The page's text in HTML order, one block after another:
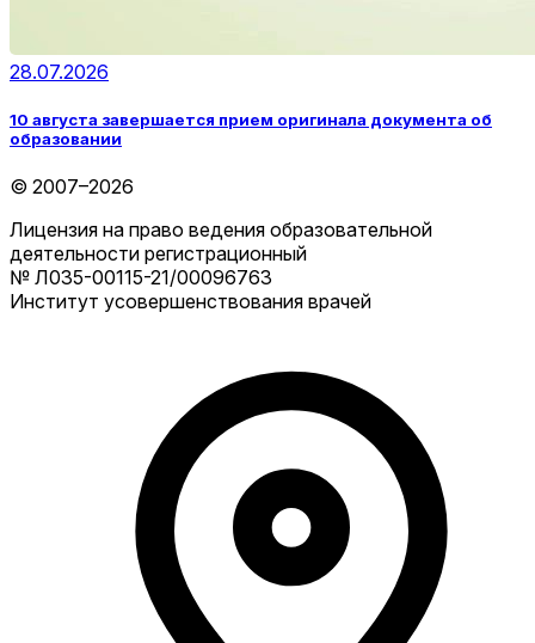
28.07.2026
10 августа завершается прием оригинала документа об
образовании
© 2007–2026
Лицензия на право ведения образовательной
деятельности регистрационный
№ Л035-00115-21/00096763
Институт усовершенствования врачей